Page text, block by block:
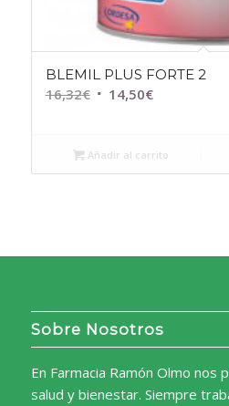
BLEMIL PLUS FORTE 2
16,32€ El
era:
16,32€.
14,50€El
es:
14,50€.
Añadir al carrito
Sobre Nosotros
En Farmacia Ramón Olmo nos
salud y bienestar. Siempre